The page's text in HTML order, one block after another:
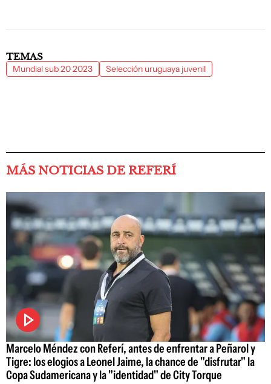
TEMAS
Mundial sub 20 2023 Selección uruguaya juvenil
MÁS NOTICIAS DE REFERÍ
Marcelo Méndez con Referí, antes de enfrentar a Peñarol y
Tigre: los elogios a Leonel Jaime, la chance de "disfrutar" la
Copa Sudamericana y la "identidad" de City Torque